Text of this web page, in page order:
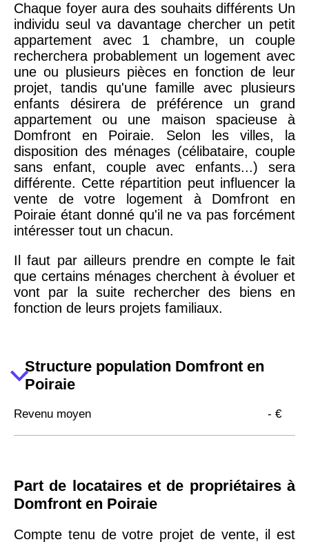
Chaque foyer aura des souhaits différents Un
individu seul va davantage chercher un petit
appartement avec 1 chambre, un couple
recherchera probablement un logement avec
une ou plusieurs pièces en fonction de leur
projet, tandis qu'une famille avec plusieurs
enfants désirera de préférence un grand
appartement ou une maison spacieuse à
Domfront en Poiraie. Selon les villes, la
disposition des ménages (célibataire, couple
sans enfant, couple avec enfants...) sera
différente. Cette répartition peut influencer la
vente de votre logement à Domfront en
Poiraie étant donné qu'il ne va pas forcément
intéresser tout un chacun.
Il faut par ailleurs prendre en compte le fait
que certains ménages cherchent à évoluer et
vont par la suite rechercher des biens en
fonction de leurs projets familiaux.
Structure population Domfront en
Poiraie
Revenu moyen - €
Part de locataires et de propriétaires à
Domfront en Poiraie
Compte tenu de votre projet de vente, il est